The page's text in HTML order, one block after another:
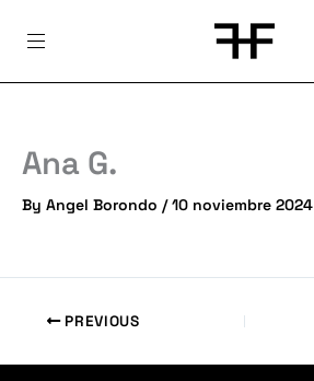
Ana G.
By Angel Borondo /10 noviembre 2024
PREVIOUS